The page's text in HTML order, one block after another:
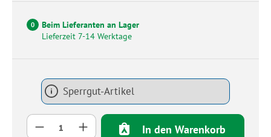
0
Beim Lieferanten an Lager
Lieferzeit 7-14 Werktage
Sperrgut-Artikel
Produkt Anzahl: Gib den gewünschten
In den Warenkorb